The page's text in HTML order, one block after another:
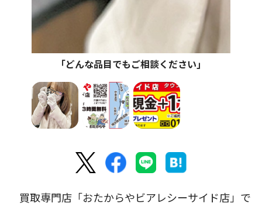
｢どんな品目でもご相談ください｣
買取専門店「おたからやビアレシーサイド店」で